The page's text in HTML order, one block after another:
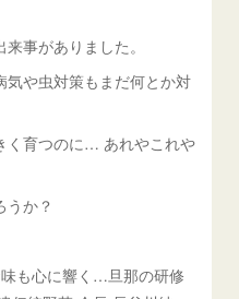
事がありました。
や虫対策もまだ何とか対
く育つのに… あれやこれや
うか？
も心に響く…旦那の研修